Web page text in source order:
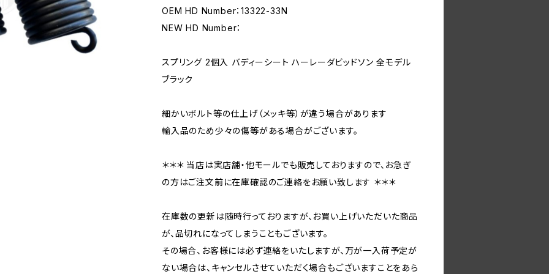
OEM HD Number：13322-33N
NEW HD Number：
スプリング 2個入 バディーシート ハーレーダビッドソン 全モデル
ブラック
細かいボルト等の仕上げ（メッキ等）が違う場合があります
輸入品のため少々の傷等がある場合がございます。
＊＊＊ 当店は実店舗・他モールでも販売しておりますので、お急ぎ
の方はご注文前に在庫確認のご連絡をお願い致します ＊＊＊
在庫数の更新は随時行っておりますが、お買い上げいただいた商品
が、品切れになってしまうこともございます。
その場合、お客様には必ず連絡をいたしますが、万が一入荷予定が
ない場合は、キャンセルさせていただく場合もございますことをあら